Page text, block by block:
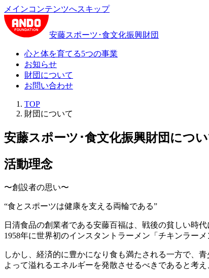
メインコンテンツへスキップ
安藤スポーツ･食文化振興財団
心と体を育てる5つの事業
お知らせ
財団について
お問い合わせ
TOP
財団について
安藤スポーツ･食文化振興財団につ
活動理念
〜創設者の思い〜
“食とスポーツは健康を支える両輪である”
日清食品の創業者である安藤百福は、戦後の貧しい時
1958年に世界初のインスタントラーメン「チキンラー
しかし、経済的に豊かになり食も満たされる一方で、
よって溢れるエネルギーを発散させるべきであると考